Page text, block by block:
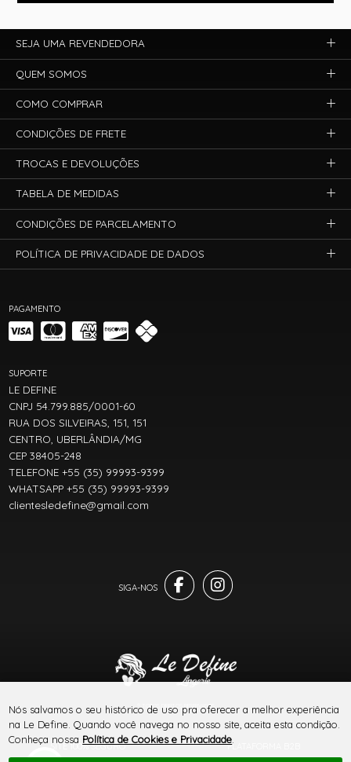
PAGAMENTO
SITE 100% SEGURO PLATAFORMA B2B
SUPORTE
LE DEFINE
CNPJ 54.799.885/0001-60
RUA DOS SILVEIRAS, 151, 151
CENTRO, UBERLÂNDIA/MG
CEP 38405-248
TELEFONE +55 (35) 99993-9399
WHATSAPP +55 (35) 99993-9399
clientesledefine@gmail.com
SEJA UMA REVENDEDORA
QUEM SOMOS
COMO COMPRAR
CONDIÇÕES DE FRETE
TROCAS E DEVOLUÇÕES
TABELA DE MEDIDAS
CONDIÇÕES DE PARCELAMENTO
POLÍTICA DE PRIVACIDADE DE DADOS
® TODOS DIREITOS RESERVADOS
Nós salvamos o seu histórico de uso pra oferecer a melhor experiência
na Le Define. Quando você navega no nosso site, aceita esta condição.
Conheça nossa Política de Cookies e Privacidade